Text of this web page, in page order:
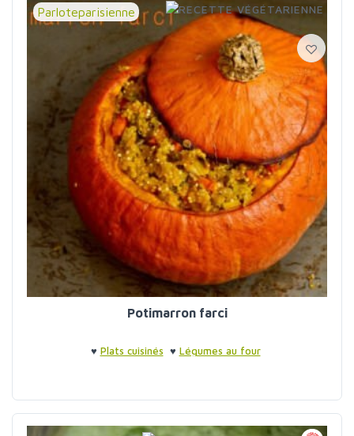
Parloteparisienne
Potimarron farci
♥ Plats cuisinés ♥ Légumes au four